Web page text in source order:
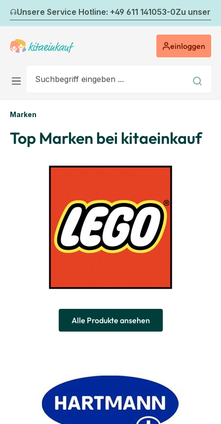
Zum Hauptinhalt springen
Unsere Service Hotline: +49 611 141053-0Zu
einloggen
Marken
Top Marken bei kitaeinkauf
Alle Produkte ansehen